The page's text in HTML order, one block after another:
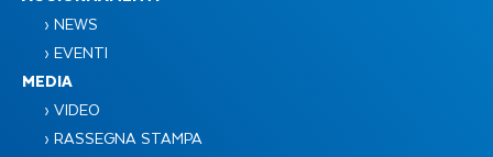
› NEWS
› EVENTI
MEDIA
› VIDEO
› RASSEGNA STAMPA